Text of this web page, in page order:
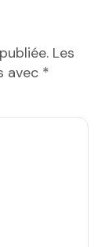
Les
avec *